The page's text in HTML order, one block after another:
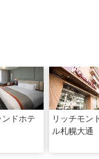
ドホテ
リッチモン
ル札幌大通